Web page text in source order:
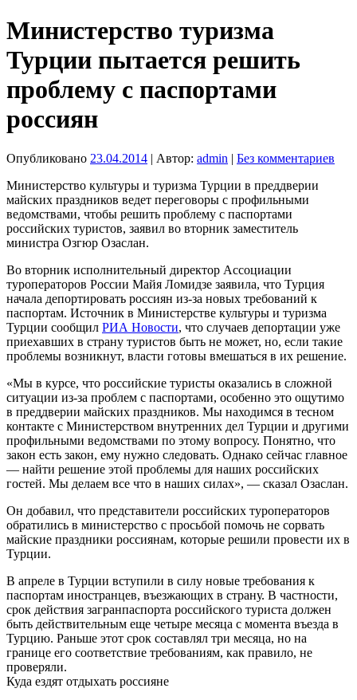
Министерство туризма
Турции пытается решить
проблему с паспортами
россиян
Опубликовано 23.04.2014 | Автор: admin | Без комментариев
Министерство культуры и туризма Турции в преддверии
майских праздников ведет переговоры с профильными
ведомствами, чтобы решить проблему с паспортами
российских туристов, заявил во вторник заместитель
министра Озгюр Озаслан.
Во вторник исполнительный директор Ассоциации
туроператоров России Майя Ломидзе заявила, что Турция
начала депортировать россиян из-за новых требований к
паспортам. Источник в Министерстве культуры и туризма
Турции сообщил РИА Новости, что случаев депортации уже
приехавших в страну туристов быть не может, но, если такие
проблемы возникнут, власти готовы вмешаться в их решение.
«Мы в курсе, что российские туристы оказались в сложной
ситуации из-за проблем с паспортами, особенно это ощутимо
в преддверии майских праздников. Мы находимся в тесном
контакте с Министерством внутренних дел Турции и другими
профильными ведомствами по этому вопросу. Понятно, что
закон есть закон, ему нужно следовать. Однако сейчас главное
— найти решение этой проблемы для наших российских
гостей. Мы делаем все что в наших силах», — сказал Озаслан.
Он добавил, что представители российских туроператоров
обратились в министерство с просьбой помочь не сорвать
майские праздники россиянам, которые решили провести их в
Турции.
В апреле в Турции вступили в силу новые требования к
паспортам иностранцев, въезжающих в страну. В частности,
срок действия загранпаспорта российского туриста должен
быть действительным еще четыре месяца с момента въезда в
Турцию. Раньше этот срок составлял три месяца, но на
границе его соответствие требованиям, как правило, не
проверяли.
Куда ездят отдыхать россияне